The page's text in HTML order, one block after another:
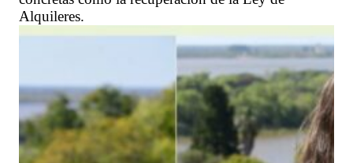
Alquileres.